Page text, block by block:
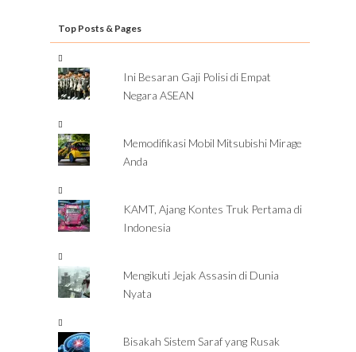
Top Posts & Pages
Ini Besaran Gaji Polisi di Empat
Negara ASEAN
Memodifikasi Mobil Mitsubishi Mirage
Anda
KAMT, Ajang Kontes Truk Pertama di
Indonesia
Mengikuti Jejak Assasin di Dunia
Nyata
Bisakah Sistem Saraf yang Rusak